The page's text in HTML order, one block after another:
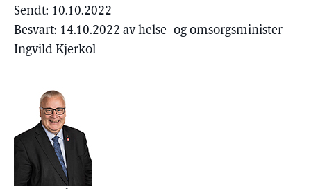
Sendt: 10.10.2022
Besvart: 14.10.2022 av helse- og omsorgsminister
Ingvild Kjerkol